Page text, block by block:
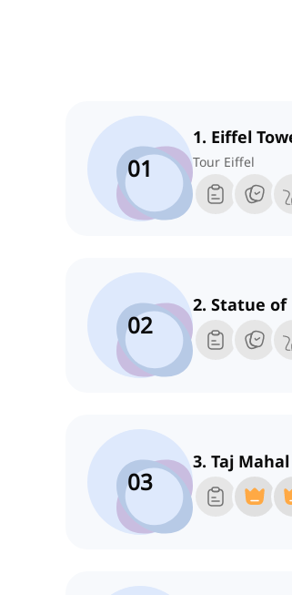
01
1. Eiffel
Tour Eiffel
02
2. Statue
03
3. Taj Mahal